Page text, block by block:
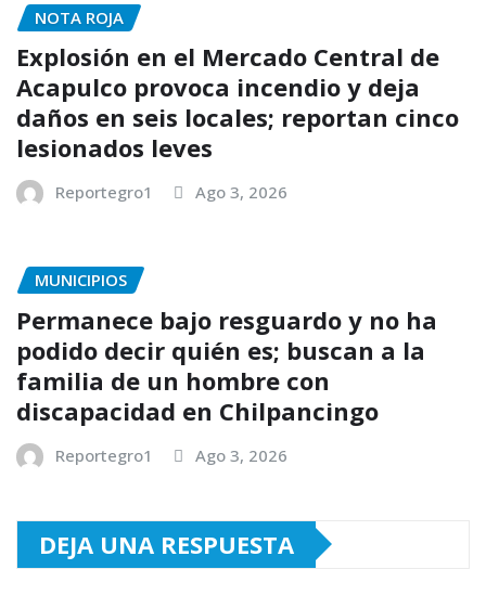
NOTA ROJA
Explosión en el Mercado Central de
Acapulco provoca incendio y deja
daños en seis locales; reportan cinco
lesionados leves
Reportegro1 Ago 3, 2026
MUNICIPIOS
Permanece bajo resguardo y no ha
podido decir quién es; buscan a la
familia de un hombre con
discapacidad en Chilpancingo
Reportegro1 Ago 3, 2026
DEJA UNA RESPUESTA